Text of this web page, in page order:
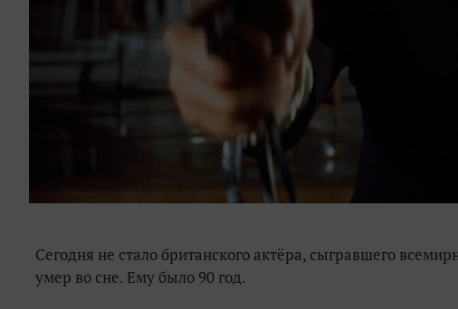
Сегодня не стало британского актёра, сыгравшего
умер во сне. Ему было 90 год.